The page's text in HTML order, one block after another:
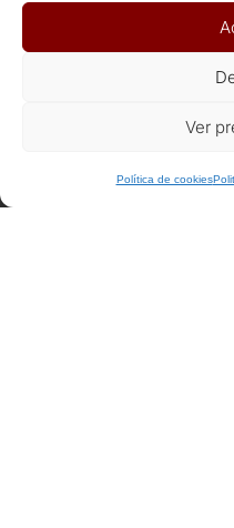
Ver
Política de cookies
ENLACES DE INTERÉS
Recomendaciones de